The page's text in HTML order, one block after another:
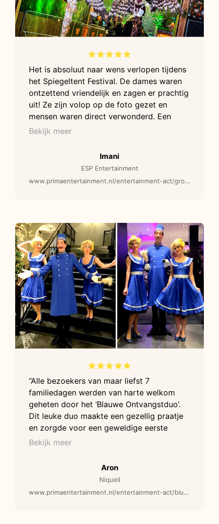
Het is absoluut naar wens verlopen tijdens
het Spiegeltent Festival. De dames waren
ontzettend vriendelijk en zagen er prachtig
uit! Ze zijn volop op de foto gezet en
mensen waren direct verwonderd. Een
geweldige toevoeging aan ons evenement.
Bekijk meer
Imani
ESP Entertainment
www.primaentertainment.nl/entertainment-act/grote-vogels-steltenlopers/
“Alle bezoekers van maar liefst 7
familiedagen werden van harte welkom
geheten door het ‘Blauwe Ontvangstduo’.
Dit leuke duo maakte een gezellig praatje
en zorgde voor een geweldige eerste
indruk bij de bezoekers. Het weer liet het
slaagde het duo erin om iedereen veilig en
feeststemming te brengen. Kortom, een
tevreden organisator!”
Bekijk meer
Aron
Niquell
www.primaentertainment.nl/entertainment-act/blue-een-warm-ontvangst-animatie-act/